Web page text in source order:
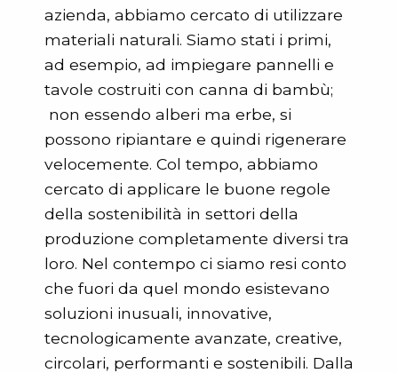
azienda, abbiamo cercato di utilizzare
materiali naturali. Siamo stati i primi,
ad esempio, ad impiegare pannelli e
tavole costruiti con canna di bambù;
non essendo alberi ma erbe, si
possono ripiantare e quindi rigenerare
velocemente. Col tempo, abbiamo
cercato di applicare le buone regole
della sostenibilità in settori della
produzione completamente diversi tra
loro. Nel contempo ci siamo resi conto
che fuori da quel mondo esistevano
soluzioni inusuali, innovative,
tecnologicamente avanzate, creative,
circolari, performanti e sostenibili. Dalla